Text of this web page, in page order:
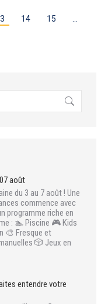
14 15
août
du 3 au 7 août ! Une
commence avec
programme riche en
: 🏊 Piscine 🎮 Kids
🎨 Fresque et
🎲 Jeux en
entendre votre